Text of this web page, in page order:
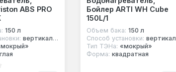
ABS PRO
150 л
вертикальный
1 из 5 звезд
Бойлер ARTI WH Cube
150L/1
Объем бака: 150 л
Способ установки: вертикальный
Тип ТЭНа: «мокрый»
Форма: квадратная